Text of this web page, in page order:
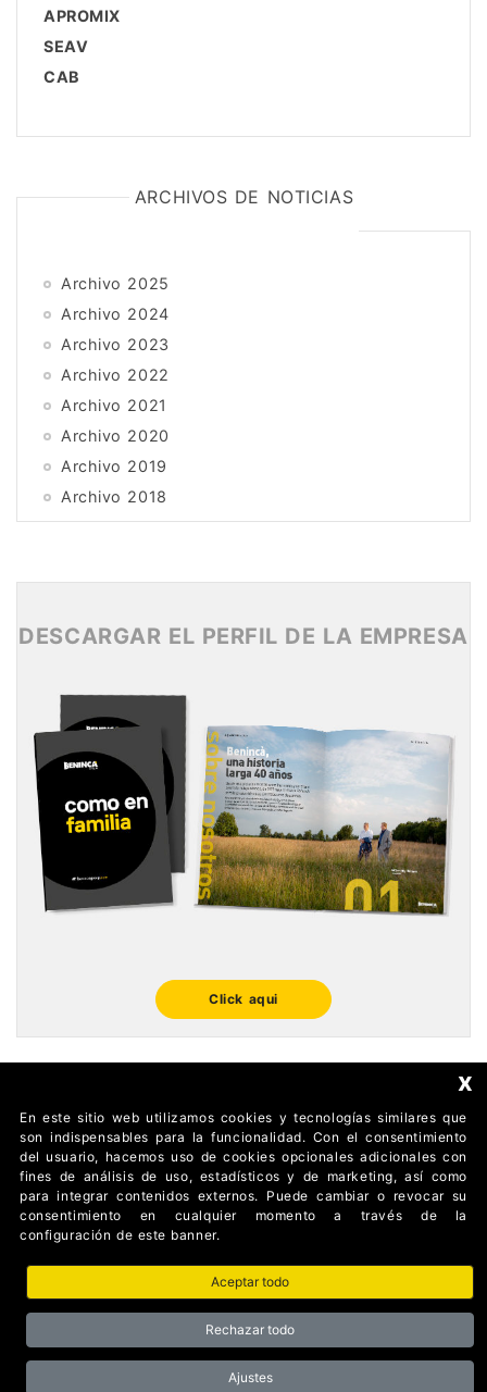
APROMIX
SEAV
CAB
ARCHIVOS DE NOTICIAS
Archivo 2025
Archivo 2024
Archivo 2023
Archivo 2022
Archivo 2021
Archivo 2020
Archivo 2019
Archivo 2018
Archivo 2017
Archivo 2015
DESCARGAR EL PERFIL DE LA EMPRESA
Click aqui
FOLLOW US
AUTOMATISMI BENINCÀ SpA Via del Capitello 45 36066
Partita I.V.A 02054090242 Capitale Sociale € 1.000.000
e P.IVA (IT) 02054090242
x
En este sitio web utilizamos cookies y tecnologías similares que
son indispensables para la funcionalidad. Con el consentimiento
del usuario, hacemos uso de cookies opcionales adicionales con
fines de análisis de uso, estadísticos y de marketing, así como
para integrar contenidos externos. Puede cambiar o revocar su
consentimiento en cualquier momento a través de la
configuración de este banner.
Aceptar todo
Rechazar todo
Ajustes